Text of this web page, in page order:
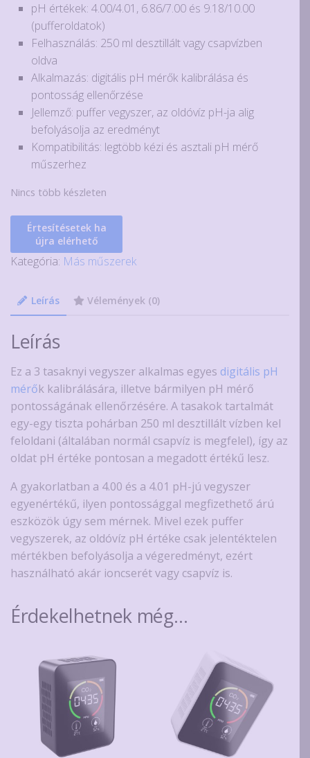
pH értékek: 4.00/4.01, 6.86/7.00 és 9.18/10.00
(pufferoldatok)
Felhasználás: 250 ml desztillált vagy csapvízben
oldva
Alkalmazás: digitális pH mérők kalibrálása és
pontosság ellenőrzése
Jellemző: puffer vegyszer, az oldóvíz pH-ja alig
befolyásolja az eredményt
Kompatibilitás: legtöbb kézi és asztali pH mérő
műszerhez
Nincs több készleten
Értesítésetek ha
újra elérhető
Kategória: Más műszerek
Leírás Vélemények (0)
Leírás
Ez a 3 tasaknyi vegyszer alkalmas egyes digitális pH
mérők kalibrálására, illetve bármilyen pH mérő
pontosságának ellenőrzésére. A tasakok tartalmát
egy-egy tiszta pohárban 250 ml desztillált vízben kel
feloldani (általában normál csapvíz is megfelel), így az
oldat pH értéke pontosan a megadott értékű lesz.
A gyakorlatban a 4.00 és a 4.01 pH-jú vegyszer
egyenértékű, ilyen pontossággal megfizethető árú
eszközök úgy sem mérnek. Mivel ezek puffer
vegyszerek, az oldóvíz pH értéke csak jelentéktelen
mértékben befolyásolja a végeredményt, ezért
használható akár ioncserét vagy csapvíz is.
Érdekelhetnek még…